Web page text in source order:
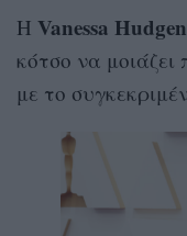
Η Vanessa
κότσο να
με το